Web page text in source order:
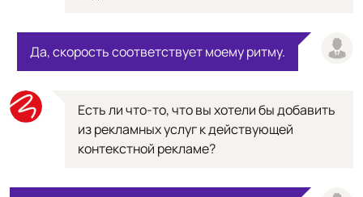
Да, скорость соответствует моему ритму.
Есть ли что-то, что вы хотели бы добавить
из рекламных услуг к действующей
контекстной рекламе?